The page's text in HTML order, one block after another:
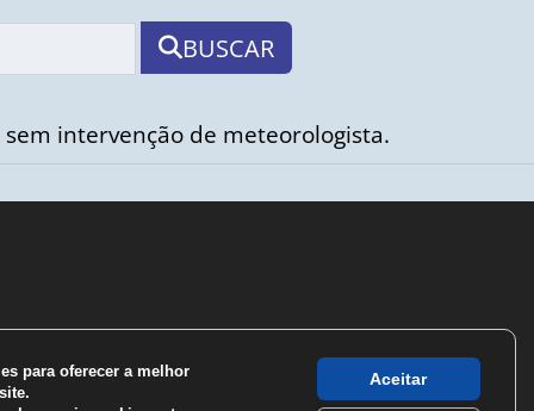
BUSCAR
intervenção de meteorologista.
para oferecer a melhor
Aceitar